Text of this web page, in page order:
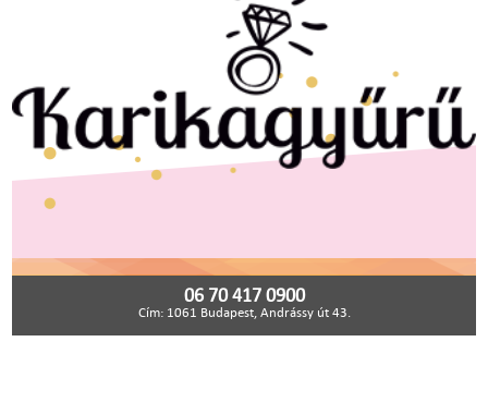
06 70 417 0900
Cím: 1061 Budapest, Andrássy út 43.